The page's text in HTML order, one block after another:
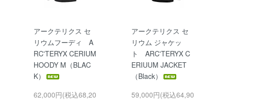
アークテリクス セ
リウムフーディ A
RC'TERYX CERIUM
HOODY M（BLAC
K）
62,000円(税込68,20
アークテリクス セ
リウム ジャケッ
ト ARC'TERYX C
ERIUUM JACKET
（Black）
59,000円(税込64,90